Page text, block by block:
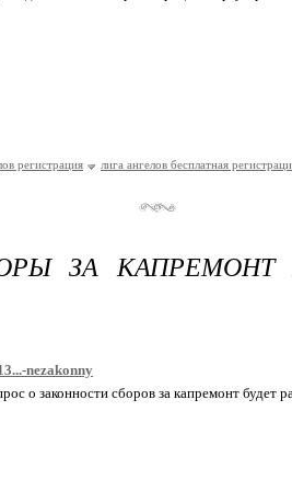
регистрация лига ангелов бесплатная
ЗА
nezakonny
о законности сборов за капремонт будет